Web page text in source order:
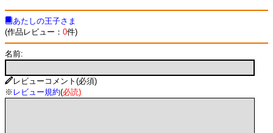
あたしの王子さま
(作品レビュー： 0件)
名前:
レビューコメント(必須)
※ レビュー規約(必読)